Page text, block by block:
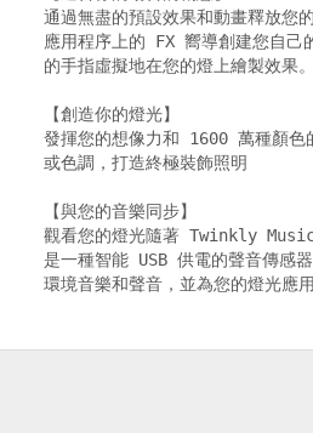
通過無盡的預設效果和動畫釋放
應用程序上的 FX 嚮導創建您自己
的手指虛擬地在您的燈上繪製效果。
【創造你的燈光】
發揮您的想像力和 1600 萬種顏色
或色調，打造終極裝飾照明
【與您的音樂同步】
觀看您的燈光隨著 Twinkly Music
是一種智能 USB 供電的聲音傳感
環境音樂和聲音，並為您的燈光應